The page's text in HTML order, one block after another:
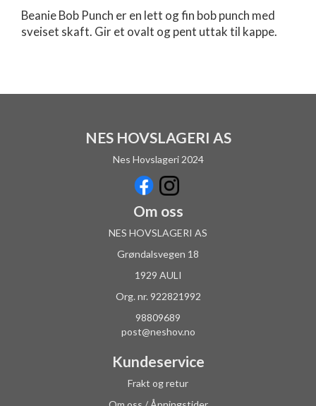
Beanie Bob Punch er en lett og fin bob punch med
sveiset skaft. Gir et ovalt og pent uttak til kappe.
NES HOVSLAGERI AS
Nes Hovslageri 2024
Om oss
NES HOVSLAGERI AS
Grøndalsvegen 18
1929 AULI
Org. nr. 922821992
98809689
post@neshov.no
Kundeservice
Frakt og retur